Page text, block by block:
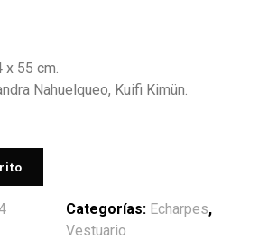
x 55 cm.
Nahuelqueo, Kuifi Kimün.
Categorías: Echarpes,
Vestuario